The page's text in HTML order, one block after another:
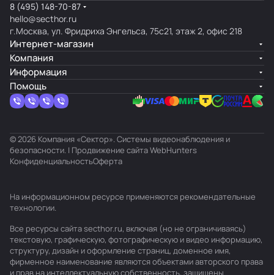
8 (495) 148-70-87
hello@secthor.ru
г.Москва, ул. Фридриха Энгельса, 75с21, этаж 2, офис 218
Интернет-магазин
Компания
Информация
Помощь
© 2026 Компания «Сектор». Системы видеонаблюдения и
безопасности. | Продвижение сайтаWebHunters
КонфиденциальностьОферта
На информационном ресурсе применяются рекомендательные
технологии.
Все ресурсы сайта secthor.ru, включая (но не ограничиваясь)
текстовую, графическую, фотографическую и видео информацию,
структуру, дизайн и оформление страниц, доменное имя,
фирменное наименование являются объектами авторского права
и прав на интеллектуальную собственность, защищены